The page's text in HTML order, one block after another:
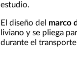
estudio.
El diseño del marco
liviano y se pliega
durante el